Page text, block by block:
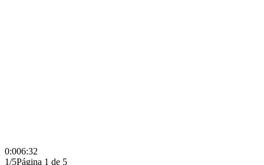
0:006:32
1/5Página 1 de 5